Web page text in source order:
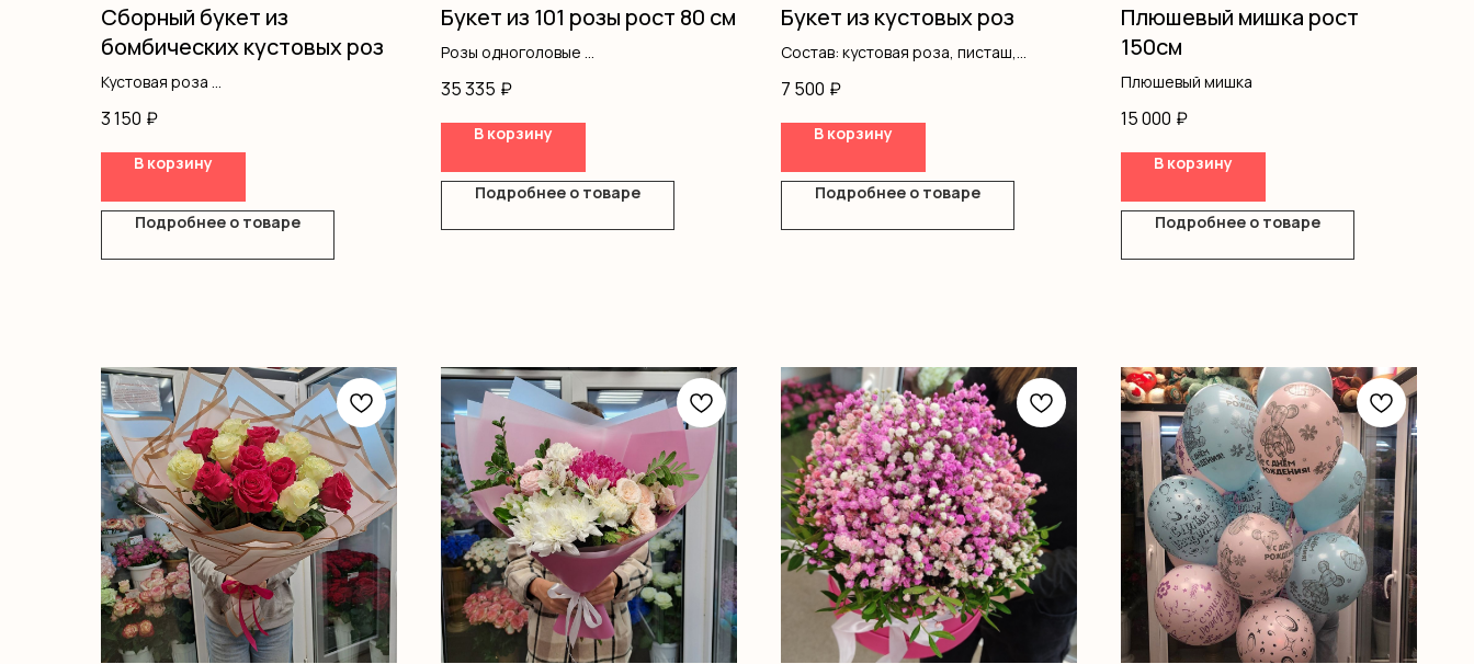
Сборный букет из
бомбических кустовых роз
Кустовая роза
Оформление
3 150 ₽
В корзину
Подробнее о товаре
Букет из 101 розы рост 80 см
Розы одноголовые
35 335 ₽
В корзину
Подробнее о товаре
Букет из кустовых роз
Состав: кустовая роза, писташ,
7 500 ₽
В корзину
Подробнее о товаре
Плюшевый мишка рост
150см
Плюшевый мишка
15 000 ₽
В корзину
Подробнее о товаре